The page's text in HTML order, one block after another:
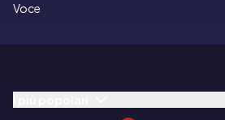
Voce